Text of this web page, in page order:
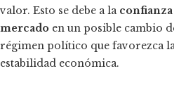
valor. Esto se debe a la
mercado en un posible cambio
régimen político que favorezca
estabilidad económica.